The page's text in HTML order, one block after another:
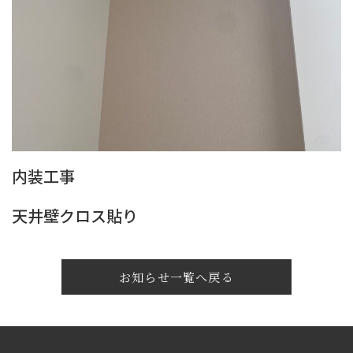
内装工事
天井壁クロス貼り
お知らせ一覧へ戻る